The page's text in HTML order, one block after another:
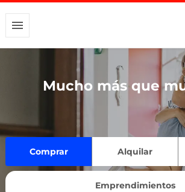
Mucho más que
Comprar Alquilar
Emprendimientos